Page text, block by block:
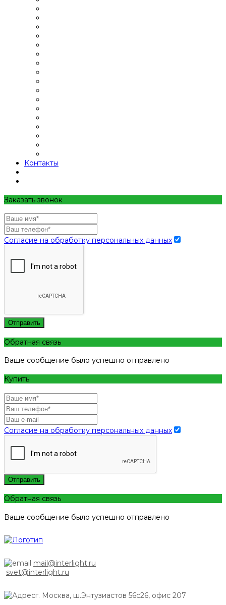
Контакты
Заказать звонок
Согласие на обработку персональных данных
Отправить
Обратная связь
Ваше сообщение было успешно отправлено
Купить
Согласие на обработку персональных данных
Отправить
Обратная связь
Ваше сообщение было успешно отправлено
mail@interlight.ru
svet@interlight.ru
г. Москва, ш.Энтузиастов 56с26, офис 207